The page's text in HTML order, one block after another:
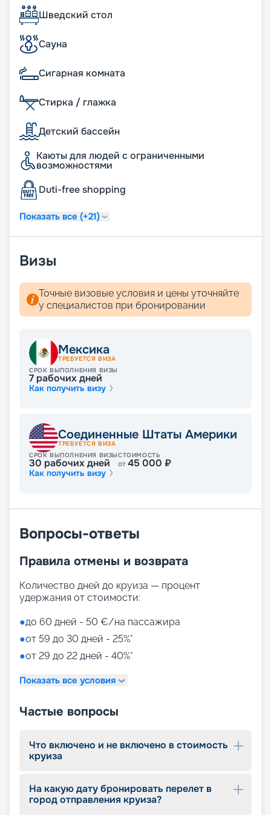
каждый день. Спешите оформить свою путевку
уже сейчас и сделайте подарок для себя! Наш
сервис бронирования круизов работает
полностью в режиме онлайн, так что вы можете
просто и быстро оформить путевку мечты в пару
кликов.
Шведский стол
Сауна
Сигарная комната
Стирка / глажка
Детский бассейн
Каюты для людей с ограниченными
возможностями
Duti-free shopping
Показать все (+21)
Визы
Точные визовые условия и цены уточняйте
у специалистов при бронировании
Мексика
ТРЕБУЕТСЯ ВИЗА
СРОК ВЫПОЛНЕНИЯ ВИЗЫ
7 рабочих дней
Как получить визу
Соединенные Штаты Америки
ТРЕБУЕТСЯ ВИЗА
СРОК ВЫПОЛНЕНИЯ ВИЗЫ
30 рабочих дней
СТОИМОСТЬ
от45 000 ₽
Как получить визу
Вопросы-ответы
Правила отмены и возврата
Количество дней до круиза — процент
удержания от стоимости:
●до 60 дней - 50 €/на пассажира
●от 59 до 30 дней - 25%*
●от 29 до 22 дней - 40%*
Показать все условия
Частые вопросы
Что включено и не включено в стоимость
круиза
На какую дату бронировать перелет в
город отправления круиза?